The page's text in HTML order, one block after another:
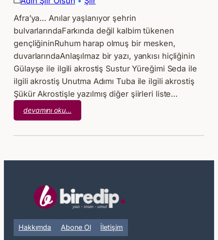
Afra’ya… Anılar yaşlanıyor şehrin
bulvarlarındaFarkında değil kalbim tükenen
gençliğininRuhum harap olmuş bir mesken,
duvarlarındaAnlaşılmaz bir yazı, yankısı hiçliğinin
Gülayşe ile ilgili akrostiş Sustur Yüreğimi Seda ile
ilgili akrostiş Unutma Adımı Tuba ile ilgili akrostiş
Şükür Akrostişle yazılmış diğer şiirleri liste…
devamını oku…
Yankı
Hakkımda Abone Ol İletişim